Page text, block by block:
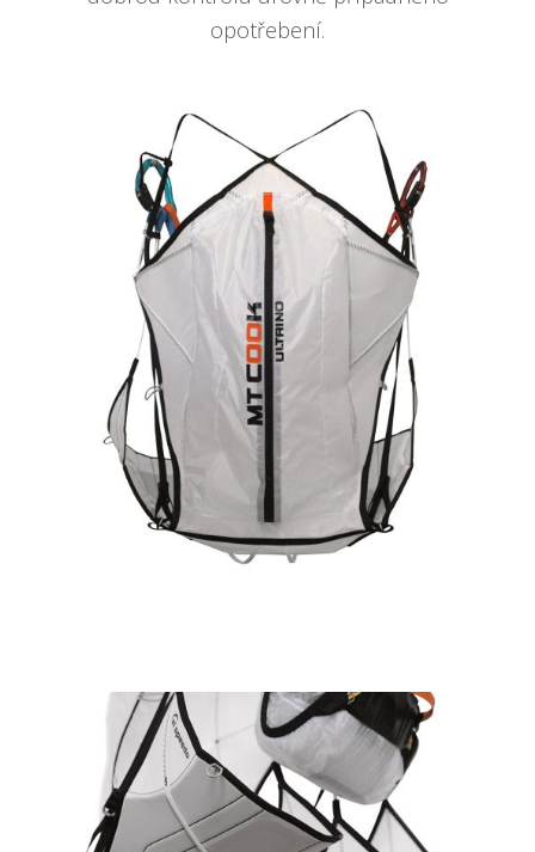
opotřebení.